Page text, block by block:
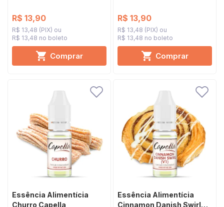
R$ 13,90
R$ 13,48 (PIX)
R$ 13,48 no boleto
Comprar
R$ 13,90
R$ 13,48 (PIX)
R$ 13,48 no boleto
Comprar
Essência Alimentícia
Churro Capella
Essência Alimentícia
Cinnamon Danish Swirl